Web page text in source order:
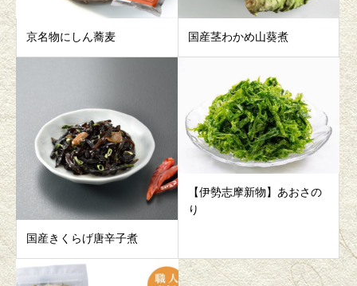
京名物にしん蕎麦 国産茎わかめ山葵煮
国産きくらげ唐辛子煮
【伊勢志摩新物】あおさの
り